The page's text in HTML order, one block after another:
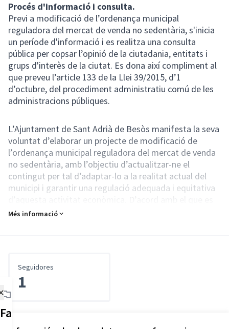
Procés d'informació i consulta.
Previ a modificació de l’ordenança municipal
reguladora del mercat de venda no sedentària, s'inicia
un període d'informació i es realitza una consulta
pública per copsar l’opinió de la ciutadania, entitats i
grups d'interès de la ciutat. Es dona així compliment al
que preveu l’article 133 de la Llei 39/2015, d’1
d’octubre, del procediment administratiu comú de les
administracions públiques.
L’Ajuntament de Sant Adrià de Besòs manifesta la seva
voluntat d’elaborar un projecte de modificació de
l’ordenança municipal reguladora del mercat de venda
no sedentària, amb l’objectiu d’actualitzar-ne el
contingut per tal d’adaptar-lo a la realitat actual del
municipi i garantir una regulació adequada i equitativa
preveu a l’article 133 de la Llei 39/2015, d'1 d'octubre,
Adrià de Besòs i de la plataforma participativa
municipal Decidim per Sant Adrià de Besòs, amb
l’objectiu de recollir l’opinió dels ciutadans i
afectades per la futura norma, i sobre els antecedents i
Més informació
Seguidores
1
Fases del procés